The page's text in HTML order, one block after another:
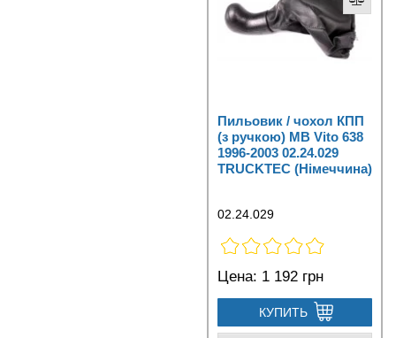
Пильовик / чохол КПП
(з ручкою) MB Vito 638
1996-2003 02.24.029
TRUCKTEC (Німеччина)
02.24.029
Цена: 1 192 грн
КУПИТЬ